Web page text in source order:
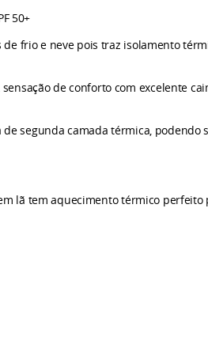
50+
frio e neve pois traz isolamento
de conforto com excelente
segunda camada térmica,
lã tem aquecimento térmico perfeito